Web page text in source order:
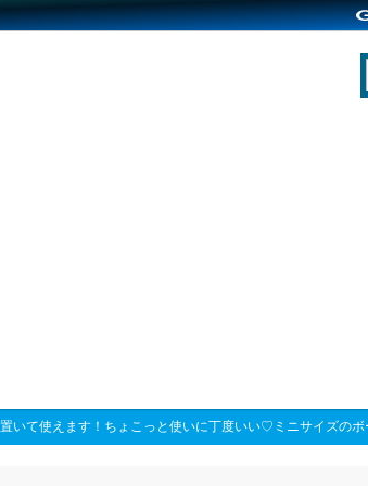
いて使えます！ちょこっと使いに丁度いい♡ミニサイズのボ